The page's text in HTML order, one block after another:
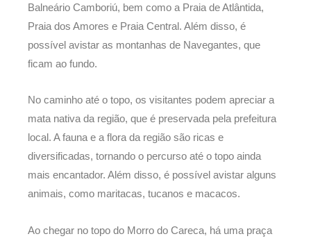
Balneário Camboriú, bem como a Praia de Atlântida,
Praia dos Amores e Praia Central. Além disso, é
possível avistar as montanhas de Navegantes, que
ficam ao fundo.
No caminho até o topo, os visitantes podem apreciar a
mata nativa da região, que é preservada pela prefeitura
local. A fauna e a flora da região são ricas e
diversificadas, tornando o percurso até o topo ainda
mais encantador. Além disso, é possível avistar alguns
animais, como maritacas, tucanos e macacos.
Ao chegar no topo do Morro do Careca, há uma praça